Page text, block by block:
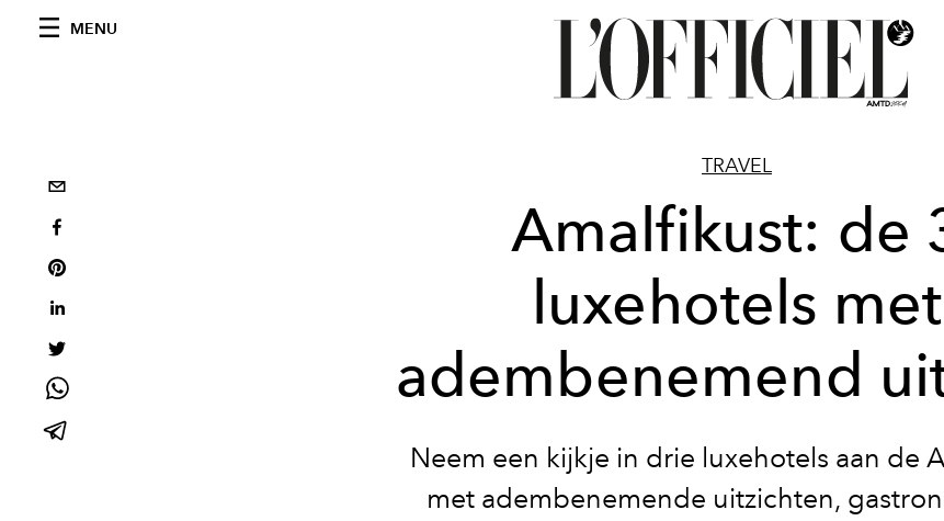
MENU
TRAVEL
Amalfikust: de
luxehotels met
adembenemend
Neem een kijkje in drie luxehotels aan de
met adembenemende uitzichten,